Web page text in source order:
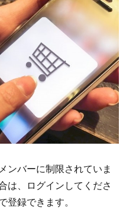
ンバーに制限されていま
は、ログインしてくださ
登録できます。